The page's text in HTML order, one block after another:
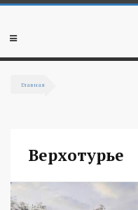
Перейти к основному содержанию
Мобильное
Главная
Верхотурье